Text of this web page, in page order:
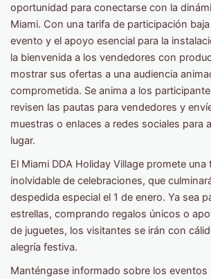
oportunidad para conectarse con la
Miami. Con una tarifa de participación
evento y el apoyo esencial para la
la bienvenida a los vendedores con
mostrar sus ofertas a una audiencia
comprometida. Se anima a los
revisen las pautas para vendedores y
muestras o enlaces a redes sociales para
lugar.
El Miami DDA Holiday Village promete una
inolvidable de celebraciones, que
despedida especial el 1 de enero. Ya sea
estrellas, comprando regalos únicos o
de juguetes, los visitantes se irán con
alegría festiva.
Manténgase informado sobre los eventos